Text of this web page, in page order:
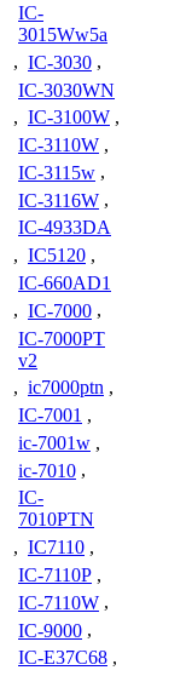
IC-
3015Ww5a
, IC-3030 ,
IC-3030WN
, IC-3100W ,
IC-3110W ,
IC-3115w ,
IC-3116W ,
IC-4933DA
, IC5120 ,
IC-660AD1
, IC-7000 ,
IC-7000PT
v2
, ic7000ptn ,
IC-7001 ,
ic-7001w ,
ic-7010 ,
IC-
7010PTN
, IC7110 ,
IC-7110P ,
IC-7110W ,
IC-9000 ,
IC-E37C68 ,